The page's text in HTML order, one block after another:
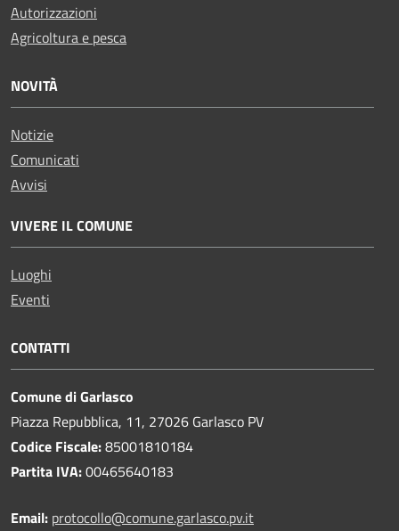
Autorizzazioni
Agricoltura e pesca
NOVITÀ
Notizie
Comunicati
Avvisi
VIVERE IL COMUNE
Luoghi
Eventi
CONTATTI
Comune di Garlasco
Piazza Repubblica, 11, 27026 Garlasco PV
Codice Fiscale:85001810184
Partita IVA:00465640183
Email: protocollo@comune.garlasco.pv.it